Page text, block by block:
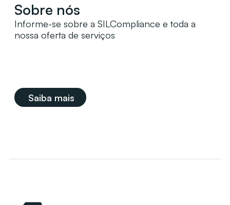
Sobre nós
Informe-se sobre a SILCompliance e toda a
nossa oferta de serviços
Saiba mais